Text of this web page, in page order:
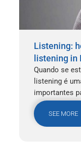
Listening:
listening in
Quando se
listening é
importantes
SEE MORE